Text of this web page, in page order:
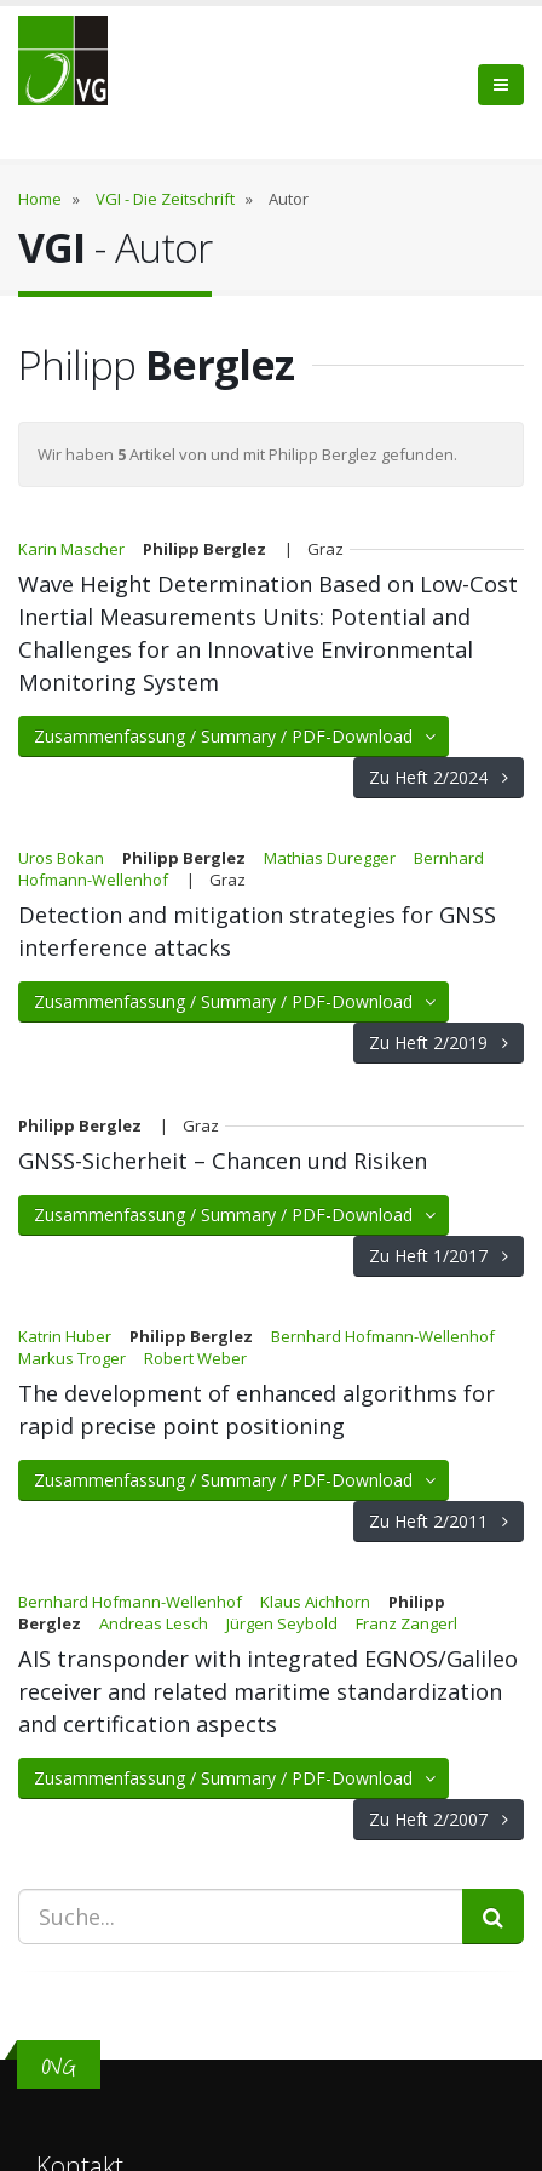
Home » VGI - Die Zeitschrift » Autor
VGI - Autor
Philipp Berglez
Wir haben 5Artikel von und mit Philipp Berglez gefunden.
Karin Mascher Philipp Berglez | Graz
Wave Height Determination Based on Low-Cost
Inertial Measurements Units: Potential and
Challenges for an Innovative Environmental
Monitoring System
Zusammenfassung / Summary / PDF-Download
Zu Heft 2/2024
Uros Bokan Philipp Berglez Mathias Duregger
Bernhard
Hofmann-Wellenhof| Graz
Detection and mitigation strategies for GNSS
interference attacks
Zusammenfassung / Summary / PDF-Download
Zu Heft 2/2019
Philipp Berglez | Graz
GNSS-Sicherheit – Chancen und Risiken
Zusammenfassung / Summary / PDF-Download
Zu Heft 1/2017
Katrin Huber Philipp Berglez
Bernhard Hofmann-Wellenhof
Markus Troger
Robert Weber
The development of enhanced algorithms for
rapid precise point positioning
Zusammenfassung / Summary / PDF-Download
Zu Heft 2/2011
Bernhard Hofmann-Wellenhof Klaus Aichhorn
Philipp
Berglez
Andreas Lesch Jürgen Seybold Franz Zangerl
AIS transponder with integrated EGNOS/Galileo
receiver and related maritime standardization
and certification aspects
Zusammenfassung / Summary / PDF-Download
Zu Heft 2/2007
OVG